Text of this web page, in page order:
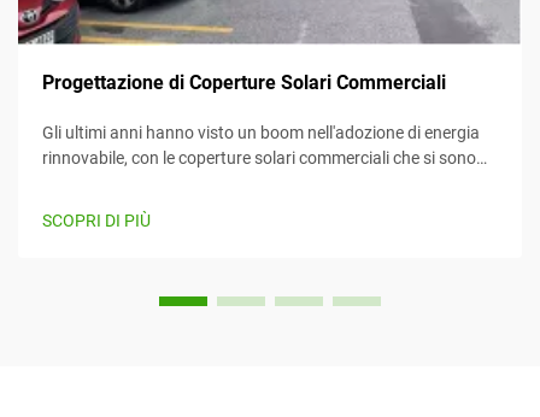
Progettazione di Coperture Solari Commerciali
Gli ultimi anni hanno visto un boom nell'adozione di energia
rinnovabile, con le coperture solari commerciali che si sono
l'energia solare mentre forniscono contemporaneamente
SCOPRI DI PIÙ